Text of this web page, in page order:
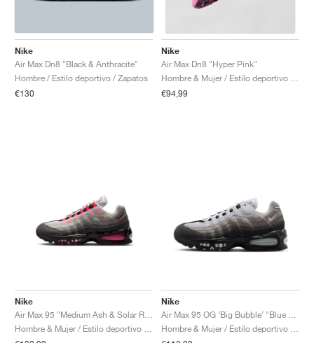
Nike
Air Max Dn8 "Black & Anthracite"
Hombre / Estilo deportivo / Zapatos
€130
Nike
Air Max Dn8 "Hyper Pink"
Hombre & Mujer / Estilo deportivo / Zapatos
€94,99
Nike
Nike